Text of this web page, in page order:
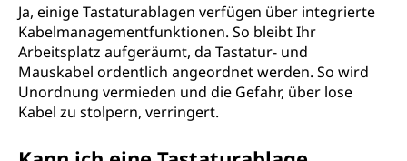
Ja, einige Tastaturablagen verfügen über integrierte
Kabelmanagementfunktionen. So bleibt Ihr
Arbeitsplatz aufgeräumt, da Tastatur- und
Mauskabel ordentlich angeordnet werden. So wird
Unordnung vermieden und die Gefahr, über lose
Kabel zu stolpern, verringert.